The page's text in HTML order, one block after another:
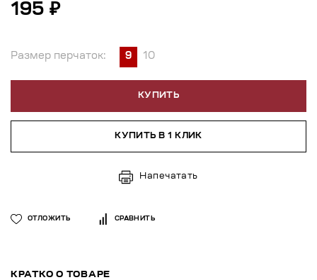
195 ₽
Размер перчаток: 9 10
КУПИТЬ
КУПИТЬ В 1 КЛИК
Напечатать
ОТЛОЖИТЬ СРАВНИТЬ
КРАТКО О ТОВАРЕ